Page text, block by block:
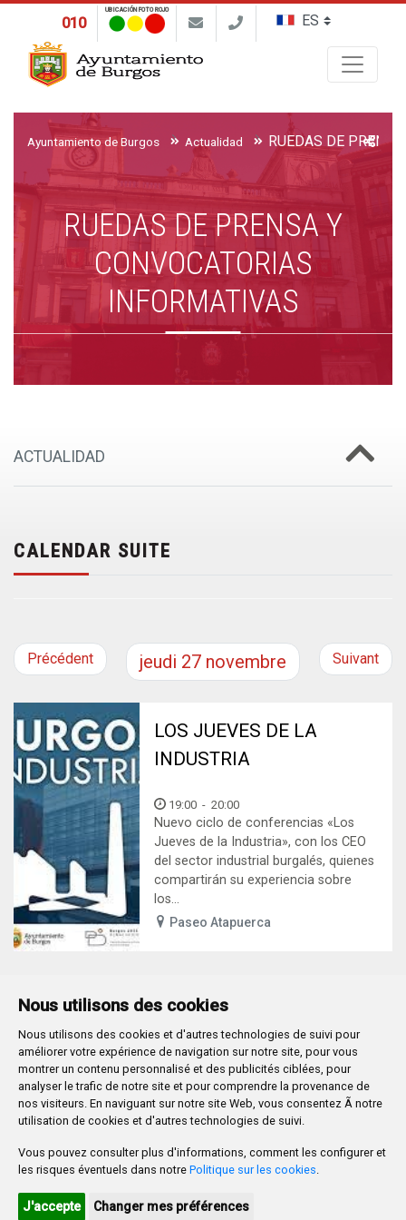
Nous utilisons des cookies
Nous utilisons des cookies et d'autres technologies de suivi pour
améliorer votre expérience de navigation sur notre site, pour vous
montrer un contenu personnalisé et des publicités ciblées, pour
analyser le trafic de notre site et pour comprendre la provenance de
nos visiteurs. En naviguant sur notre site Web, vous consentez Ã notre
utilisation de cookies et d'autres technologies de suivi.
Vous pouvez consulter plus d'informations, comment les configurer et
les risques éventuels dans notre Politique sur les cookies.
J'accepte Changer mes préférences
010
UBICACIÓN FOTO ROJO
Ayuntamiento de Burgos Actualidad
RUEDAS DE PRENSA Y
CONVOCATORIAS
INFORMATIVAS
ACTUALIDAD
CALENDAR SUITE
Précédent jeudi 27 novembre Suivant
LOS JUEVES DE LA
INDUSTRIA
19:00 -20:00
Nuevo ciclo de conferencias «Los
Jueves de la Industria», con los CEO
del sector industrial burgalés, quienes
compartirán su experiencia sobre
los...
Paseo Atapuerca
Plaza Mayor 1- 09071BURGOS
947 288 800 CIF: P-0906100-C
CONTACTO | AVISOS, QUEJAS Y SUGERENCIAS
CANAL DE DENUNCIAS
MAPA WEB
AVISO LEGAL
PROMUEVE BURGOS